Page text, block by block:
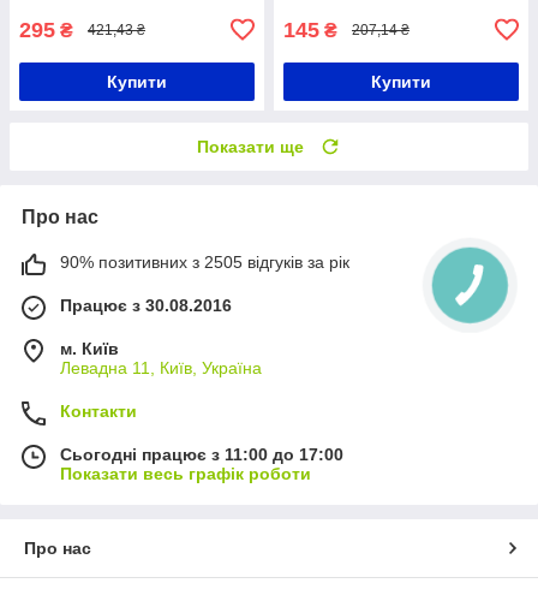
295 ₴ 421,43 ₴
Купити
145 ₴ 207,14 ₴
Купити
Показати ще
Про нас
90% позитивних з 2505 відгуків за рік
Працює з 30.08.2016
м. Київ
Левадна 11, Київ, Україна
Контакти
Сьогодні працює з 11:00 до 17:00
Показати весь графік роботи
Про нас